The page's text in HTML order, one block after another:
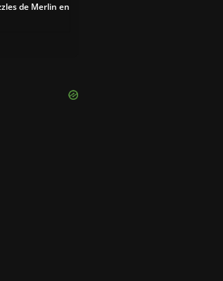
de Merlin en